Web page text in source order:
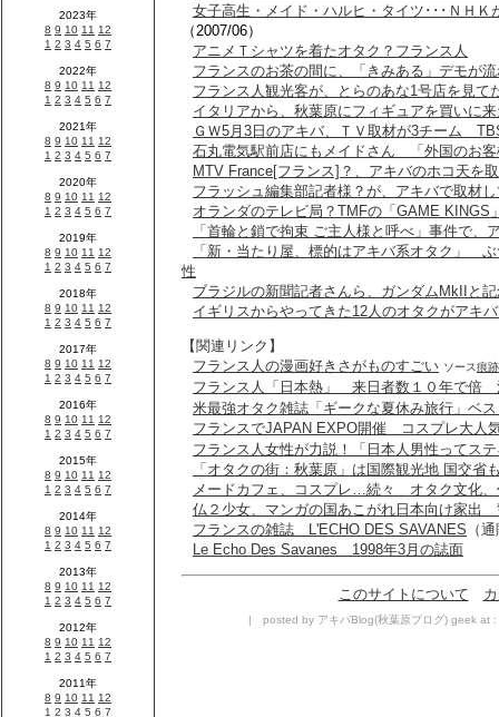
女子高生・メイド・ハルヒ・タイツ･･･ＮＨ
（2007/06）
アニメＴシャツを着たオタク？フランス人
フランスのお茶の間に、「きみある」デモが
フランス人観光客が、とらのあな1号店を見て
イタリアから、秋葉原にフィギュアを買いに
ＧＷ5月3日のアキバ、ＴＶ取材が3チーム
石丸電気駅前店にもメイドさん 「外国のお
MTV France[フランス]？、アキバのホコ天を
フラッシュ編集部記者様？が、アキバで取材
オランダのテレビ局？TMFの「GAME KINGS
「首輪と鎖で拘束 ご主人様と呼べ」事件で、
「新・当たり屋、標的はアキバ系オタク」
性
ブラジルの新聞記者さんら、ガンダムMkIIと
イギリスからやってきた12人のオタクがアキ
【関連リンク】
フランス人の漫画好きさがものすごい ソース痕
フランス人「日本熱」 来日者数１０年で倍
米最強オタク雑誌「ギークな夏休み旅行」ベ
フランスでJAPAN EXPO開催 コスプレ大人
フランス人女性が力説！「日本人男性ってス
「オタクの街：秋葉原」は国際観光地 国交省
メードカフェ、コスプレ…続々 オタク文化
仏２少女、マンガの国あこがれ日本向け家出
フランスの雑誌 L'ECHO DES SAVANES （
Le Echo Des Savanes 1998年3月の誌面
このサイトについて
| posted by アキバBlog(秋葉原ブログ) geek at